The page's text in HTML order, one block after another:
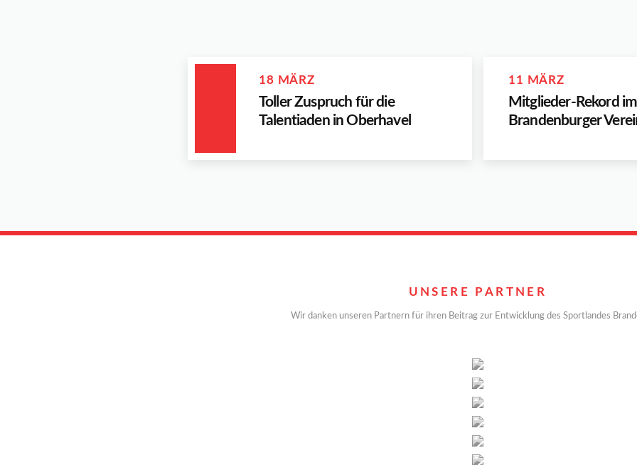
18 MÄRZ
Toller Zuspruch für die
Talentiaden in Oberhavel
11 MÄRZ
Mitglieder-Rekord im
Brandenburger
UNSERE PARTNER
Wir danken unseren Partnern für ihren Beitrag zur Entwicklung des Sportlandes